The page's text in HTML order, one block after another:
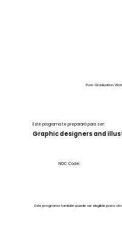
Post-Graduation
Este programa te preparará para ser:
Graphic designers and
NOC Code:
Este programa también puede ser elegible para